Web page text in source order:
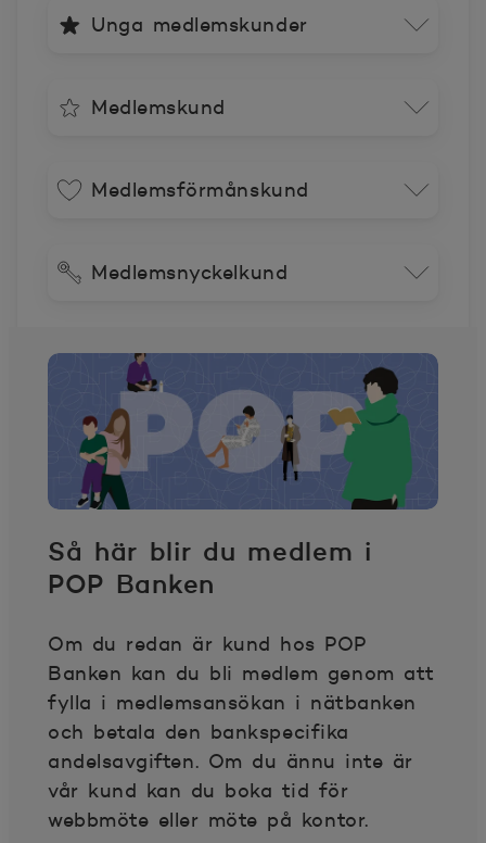
Unga medlemskunder
Medlemskund
Medlemsförmånskund
Medlemsnyckelkund
Så här blir du medlem i
POP Banken
Om du redan är kund hos POP
Banken kan du bli medlem genom att
fylla i medlemsansökan i nätbanken
och betala den bankspecifika
andelsavgiften. Om du ännu inte är
vår kund kan du boka tid för
webbmöte eller möte på kontor.